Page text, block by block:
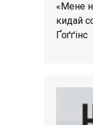
«Мене
кидай
Ґоґґінс